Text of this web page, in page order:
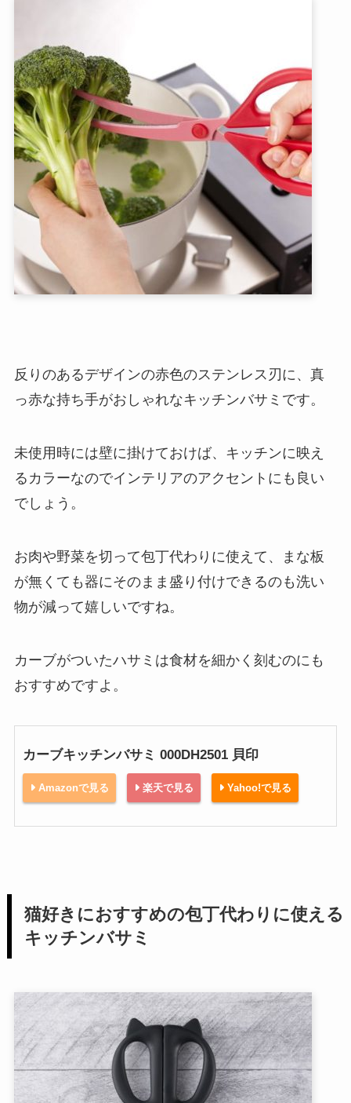
反りのあるデザインの赤色のステンレス刃に、真
っ赤な持ち手がおしゃれなキッチンバサミです。
未使用時には壁に掛けておけば、キッチンに映え
るカラーなのでインテリアのアクセントにも良い
でしょう。
お肉や野菜を切って包丁代わりに使えて、まな板
が無くても器にそのまま盛り付けできるのも洗い
物が減って嬉しいですね。
カーブがついたハサミは食材を細かく刻むのにも
おすすめですよ。
カーブキッチンバサミ 000DH2501 貝印
Amazonで見る 楽天で見る Yahoo!で見る
猫好きにおすすめの包丁代わりに使える
キッチンバサミ